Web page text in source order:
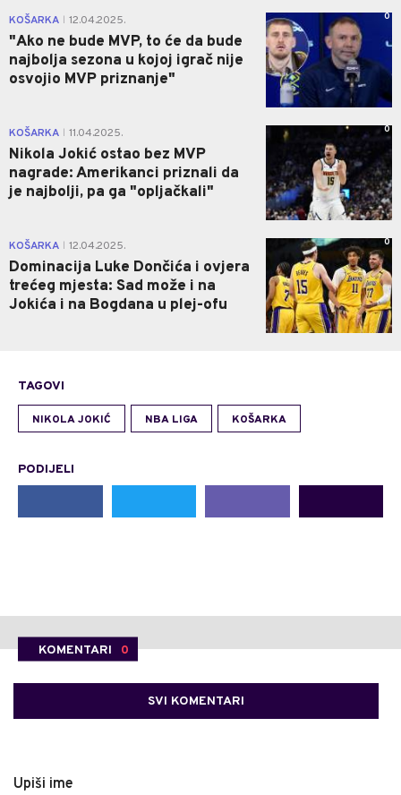
KOŠARKA 12.04.2025.
"Ako ne bude MVP, to će da bude
najbolja sezona u kojoj igrač nije
osvojio MVP priznanje"
0
KOŠARKA 11.04.2025.
Nikola Jokić ostao bez MVP
nagrade: Amerikanci priznali da
je najbolji, pa ga "opljačkali"
0
KOŠARKA 12.04.2025.
Dominacija Luke Dončića i ovjera
trećeg mjesta: Sad može i na
Jokića i na Bogdana u plej-ofu
0
TAGOVI
NIKOLA JOKIĆ NBA LIGA KOŠARKA
PODIJELI
KOMENTARI 0
SVI KOMENTARI
Upiši ime